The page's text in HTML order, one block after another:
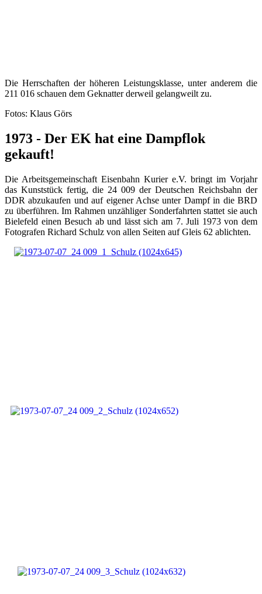
Die Herrschaften der höheren Leistungsklasse, unter anderem die
211 016 schauen dem Geknatter derweil gelangweilt zu.
Fotos: Klaus Görs
1973 - Der EK hat eine Dampflok
gekauft!
Die Arbeitsgemeinschaft Eisenbahn Kurier e.V. bringt im Vorjahr
das Kunststück fertig, die 24 009 der Deutschen Reichsbahn der
DDR abzukaufen und auf eigener Achse unter Dampf in die BRD
zu überführen. Im Rahmen unzähliger Sonderfahrten stattet sie auch
Bielefeld einen Besuch ab und lässt sich am 7. Juli 1973 von dem
Fotografen Richard Schulz von allen Seiten auf Gleis 62 ablichten.